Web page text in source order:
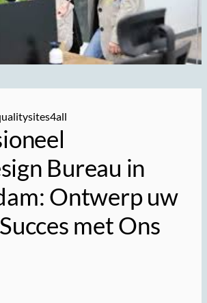
Bureau in
Ontwerp uw
met Ons